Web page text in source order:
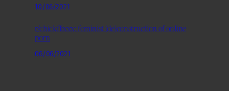
10/06/2021
r/chickflixxx: feminist (de)construction of online
porn
06/06/2021